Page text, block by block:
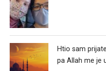
Htio sam
pa Allah me je